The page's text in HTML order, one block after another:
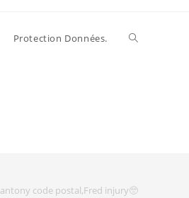
Protection Données.
antony code postal,Fred injury🥺